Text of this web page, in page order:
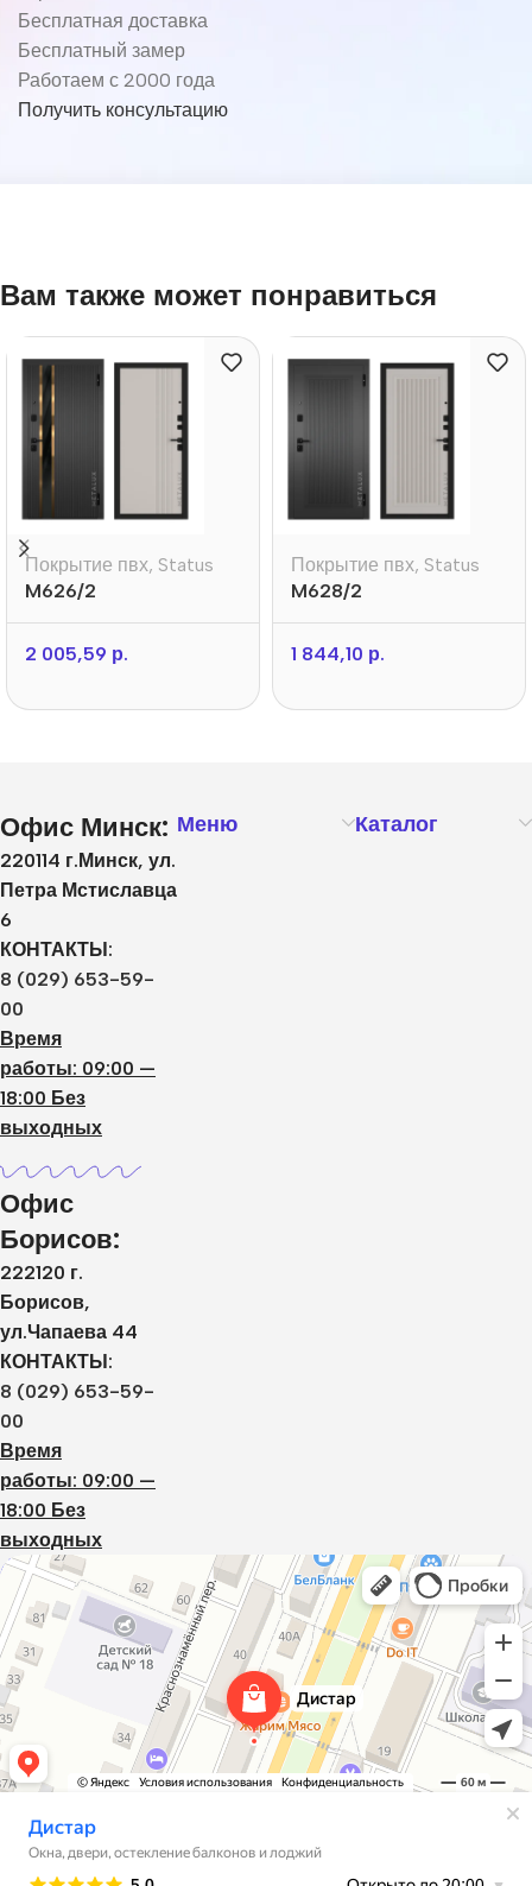
Бесплатная доставка
Бесплатный замер
Работаем с 2000 года
Получить консультацию
Вам также может понравиться
Покрытие пвх, Status
M626/2
2 005,59 р.
Покрытие пвх, Status
M628/2
1 844,10 р.
Офис Минск:
220114 г.Минск, ул.
Петра Мстиславца
6
КОНТАКТЫ:
8 (029) 653-59-
00
Время
работы: 09:00 —
18:00 Без
выходных
Офис
Борисов:
222120 г.
Борисов,
ул.Чапаева 44
КОНТАКТЫ:
8 (029) 653-59-
00
Время
работы: 09:00 —
18:00 Без
выходных
Меню Каталог
Дистар
Окна в Борисове
Двери в Борисове